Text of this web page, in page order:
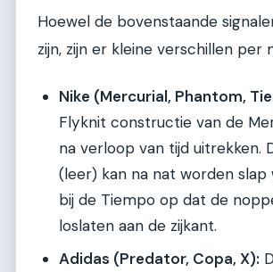
Hoewel de bovenstaande
zijn, zijn er kleine verschillen per
Nike (Mercurial, Phantom,
Flyknit constructie van de
na verloop van tijd uitrekken.
(leer) kan na nat worden slap
bij de Tiempo op dat de
loslaten aan de zijkant.
Adidas (Predator, Copa, X):